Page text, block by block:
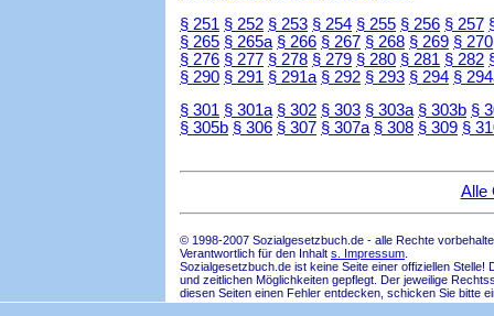
§ 251 § 252 § 253 § 254 § 255 § 256 § 257
§ 265 § 265a § 266 § 267 § 268 § 269 § 270
§ 276 § 277 § 278 § 279 § 280 § 281 § 282
§ 290 § 291 § 291a § 292 § 293 § 294 §
§ 301 § 301a § 302 § 303 § 303a § 303b §
§ 305b § 306 § 307 § 307a § 308 § 309 §
Alle
© 1998-2007 Sozialgesetzbuch.de - alle Rechte
Verantwortlich für den Inhalt s. Impressum
Sozialgesetzbuch.de ist keine Seite einer offiziellen
und zeitlichen Möglichkeiten gepflegt. Der jeweilige
diesen Seiten einen Fehler entdecken, schicken Sie bitte